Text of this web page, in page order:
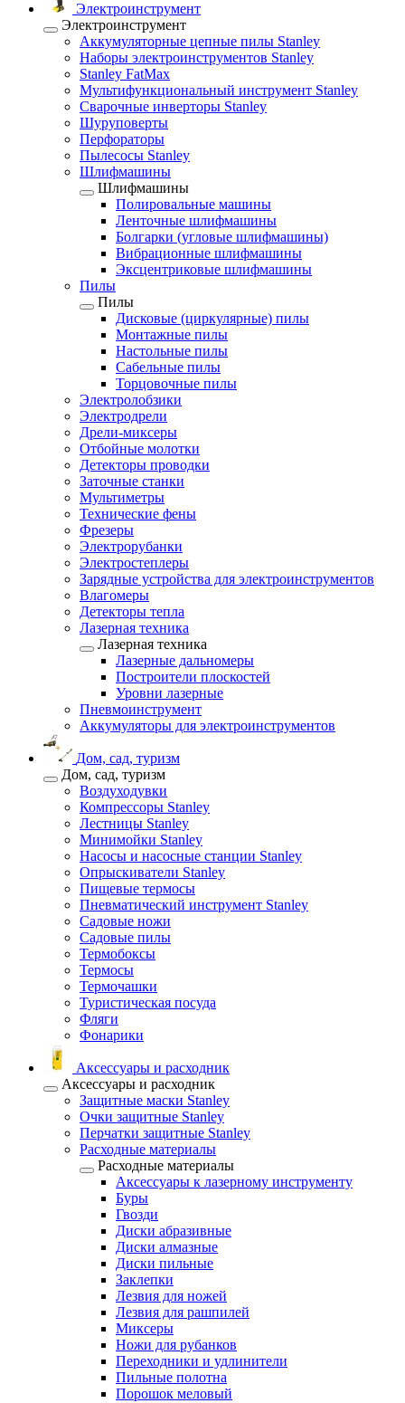
Электроинструмент
Электроинструмент
Аккумуляторные цепные пилы Stanley
Наборы электроинструментов Stanley
Stanley FatMax
Мультифункциональный инструмент Stanley
Сварочные инверторы Stanley
Шуруповерты
Перфораторы
Пылесосы Stanley
Шлифмашины
Шлифмашины
Полировальные машины
Ленточные шлифмашины
Болгарки (угловые шлифмашины)
Вибрационные шлифмашины
Эксцентриковые шлифмашины
Пилы
Пилы
Дисковые (циркулярные) пилы
Монтажные пилы
Настольные пилы
Сабельные пилы
Торцовочные пилы
Электролобзики
Электродрели
Дрели-миксеры
Отбойные молотки
Детекторы проводки
Заточные станки
Мультиметры
Технические фены
Фрезеры
Электрорубанки
Электростеплеры
Зарядные устройства для электроинструментов
Влагомеры
Детекторы тепла
Лазерная техника
Лазерная техника
Лазерные дальномеры
Построители плоскостей
Уровни лазерные
Пневмоинструмент
Аккумуляторы для электроинструментов
Дом, сад, туризм
Дом, сад, туризм
Воздуходувки
Компрессоры Stanley
Лестницы Stanley
Минимойки Stanley
Насосы и насосные станции Stanley
Опрыскиватели Stanley
Пищевые термосы
Пневматический инструмент Stanley
Садовые ножи
Садовые пилы
Термобоксы
Термосы
Термочашки
Туристическая посуда
Фляги
Фонарики
Аксессуары и расходник
Аксессуары и расходник
Защитные маски Stanley
Очки защитные Stanley
Перчатки защитные Stanley
Расходные материалы
Расходные материалы
Аксессуары к лазерному инструменту
Буры
Гвозди
Диски абразивные
Диски алмазные
Диски пильные
Заклепки
Лезвия для ножей
Лезвия для рашпилей
Миксеры
Ножи для рубанков
Переходники и удлинители
Пильные полотна
Порошок меловый